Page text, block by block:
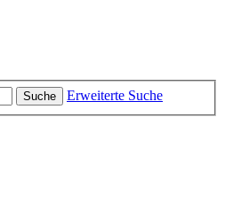
Suche
Erweiterte Suche